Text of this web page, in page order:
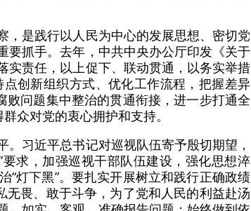
，是践行以人民为中心的发展思想、密切党
要抓手。去年，中共中央办公厅印发《关于
实责任，以上促下、联动贯通，以务实举措
创新组织方式、优化工作流程，把握差异
败问题集中整治的贯通衔接，进一步打通全
众对党的衷心拥护和支持。
习近平总书记对巡视队伍寄予殷切期望，
求，加强巡视干部队伍建设，强化思想淬
灯下黑”。要扎实开展树立和践行正确政绩
无畏、敢于斗争，为了党和人民的利益赴汤